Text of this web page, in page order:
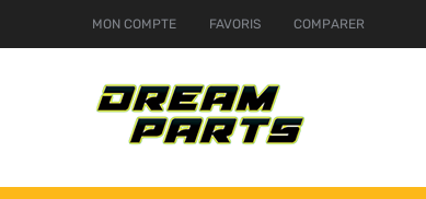
MON COMPTE FAVORIS COMPARER